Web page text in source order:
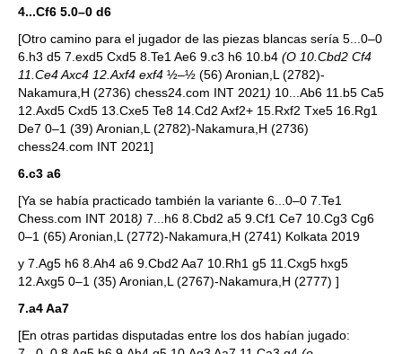
4...Cf6 5.0–0 d6
[Otro camino para el jugador de las piezas blancas sería 5...0–0
6.h3 d5 7.exd5 Cxd5 8.Te1 Ae6 9.c3 h6 10.b4 (O 10.Cbd2 Cf4
11.Ce4 Axc4 12.Axf4 exf4 ½–½ (56) Aronian,L (2782)-
Nakamura,H (2736) chess24.com INT 2021 ) 10...Ab6 11.b5 Ca5
12.Axd5 Cxd5 13.Cxe5 Te8 14.Cd2 Axf2+ 15.Rxf2 Txe5 16.Rg1
De7 0–1 (39) Aronian,L (2782)-Nakamura,H (2736)
chess24.com INT 2021]
6.c3 a6
[Ya se había practicado también la variante 6...0–0 7.Te1
Chess.com INT 2018) 7...h6 8.Cbd2 a5 9.Cf1 Ce7 10.Cg3 Cg6
0–1 (65) Aronian,L (2772)-Nakamura,H (2741) Kolkata 2019
y 7.Ag5 h6 8.Ah4 a6 9.Cbd2 Aa7 10.Rh1 g5 11.Cxg5 hxg5
12.Axg5 0–1 (35) Aronian,L (2767)-Nakamura,H (2777) ]
7.a4 Aa7
[En otras partidas disputadas entre los dos habían jugado: